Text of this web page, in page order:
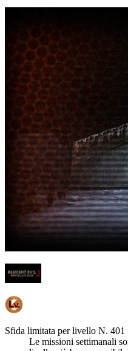
Sfida limitata per livello N. 401
Le missioni settimanali